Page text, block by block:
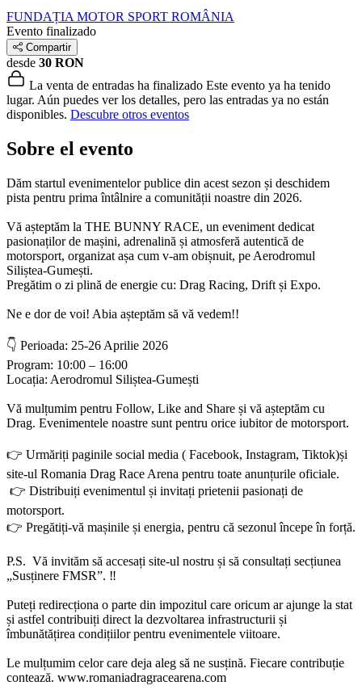
FUNDAȚIA MOTOR SPORT ROMÂNIA
Evento finalizado
Compartir
desde 30 RON
La venta de entradas ha finalizado Este evento ya ha tenido
lugar. Aún puedes ver los detalles, pero las entradas ya no están
disponibles. Descubre otros eventos
Sobre el evento
Dăm startul evenimentelor publice din acest sezon și deschidem
pista pentru prima întâlnire a comunității noastre din 2026.
Vă așteptăm la THE BUNNY RACE, un eveniment dedicat
pasionaților de mașini, adrenalină și atmosferă autentică de
motorsport, organizat așa cum v-am obișnuit, pe Aerodromul
Siliștea-Gumești.
Pregătim o zi plină de energie cu: Drag Racing, Drift și Expo.
Ne e dor de voi! Abia așteptăm să vă vedem!!
👇 Perioada: 25-26 Aprilie 2026
Program: 10:00 – 16:00
Locația: Aerodromul Siliștea-Gumești
Vă mulțumim pentru Follow, Like and Share și vă așteptăm cu
Drag. Evenimentele noastre sunt pentru orice iubitor de motorsport.
👉 Urmăriți paginile social media ( Facebook, Instagram, Tiktok)și
site-ul Romania Drag Race Arena pentru toate anunțurile oficiale.
👉 Distribuiți evenimentul și invitați prietenii pasionați de
motorsport.
👉 Pregătiți-vă mașinile și energia, pentru că sezonul începe în forță.
P.S. Vă invităm să accesați site-ul nostru și să consultați secțiunea
„Susținere FMSR”. ‼️
Puteți redirecționa o parte din impozitul care oricum ar ajunge la stat
și astfel contribuiți direct la dezvoltarea infrastructurii și
îmbunătățirea condițiilor pentru evenimentele viitoare.
Le mulțumim celor care deja aleg să ne susțină. Fiecare contribuție
contează. www.romaniadragracearena.com